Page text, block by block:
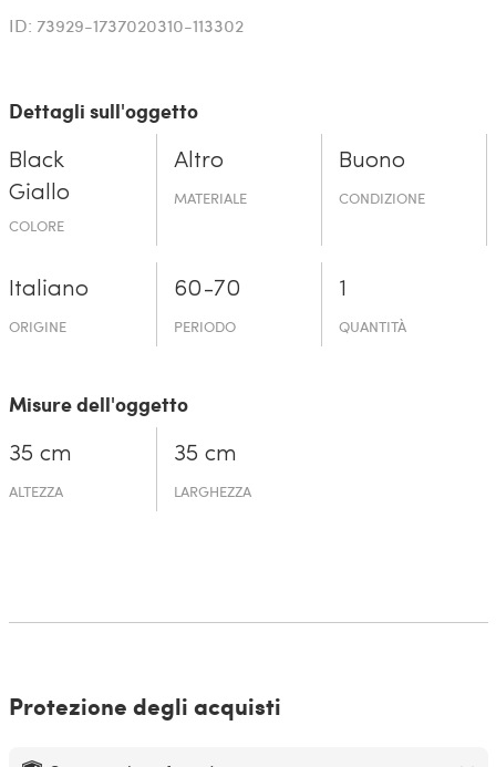
ID: 73929-1737020310-113302
Dettagli sull'oggetto
Black
Giallo
COLORE
Altro
MATERIALE
Buono
CONDIZIONE
Italiano
ORIGINE
60-70
PERIODO
1
QUANTITÀ
Misure dell'oggetto
35 cm
ALTEZZA
35 cm
LARGHEZZA
Protezione degli acquisti